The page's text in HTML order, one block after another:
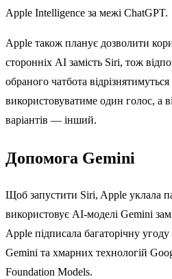
Apple Intelligence за межі ChatGPT.
Apple також планує дозволити
сторонніх AI замість Siri, тож
обраного чатбота
використовуватиме один голос, а
варіантів — інший.
Допомога Gemini
Щоб запустити Siri, Apple уклала
використовує AI-моделі Gemini
Apple підписала багаторічну
Gemini та хмарних технологій
Foundation Models.